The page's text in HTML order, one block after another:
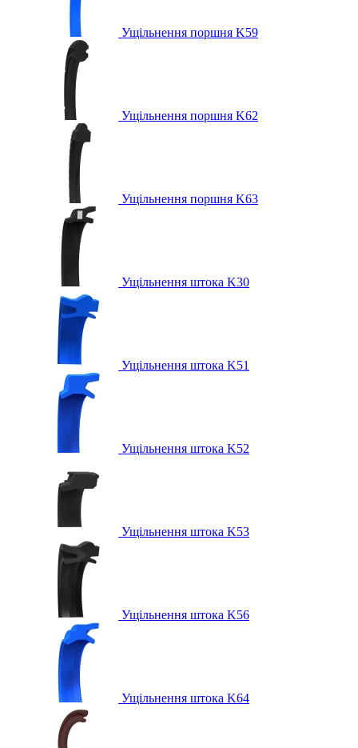
Ущільнення поршня K59
Ущільнення поршня K62
Ущільнення поршня K63
Ущільнення штока K30
Ущільнення штока K51
Ущільнення штока K52
Ущільнення штока K53
Ущільнення штока K56
Ущільнення штока K64